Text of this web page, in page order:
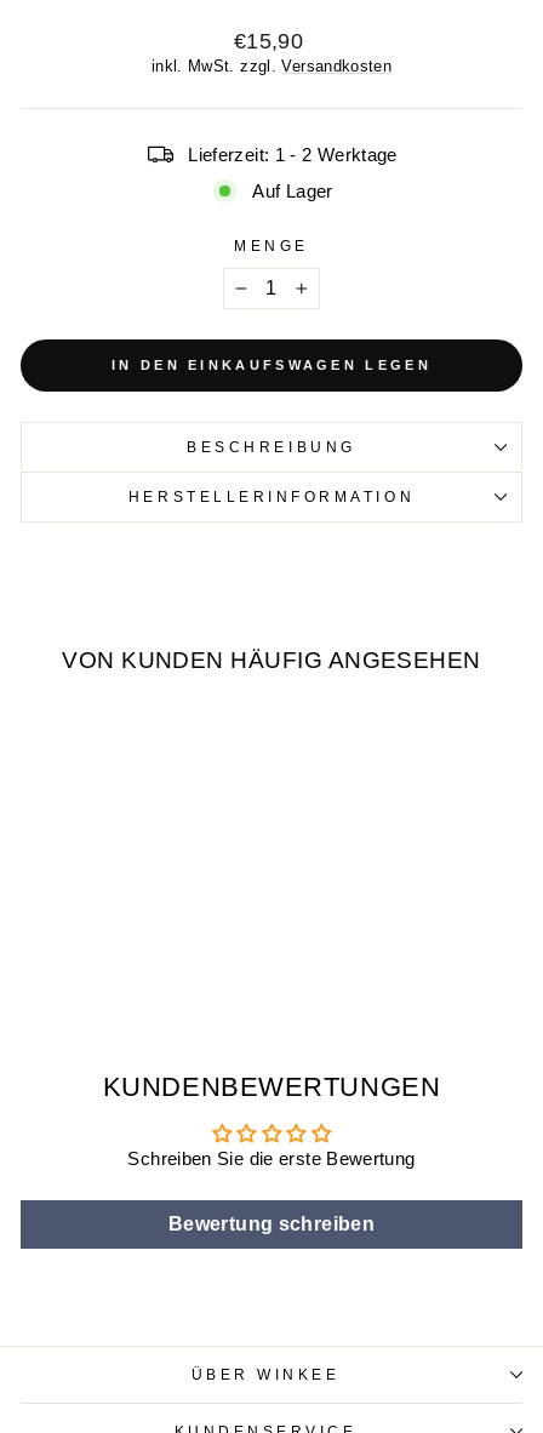
Normaler
Preis
€15,90
inkl. MwSt. zzgl.Versandkosten
Lieferzeit: 1 - 2 Werktage
Auf Lager
MENGE
IN DEN EINKAUFSWAGEN LEGEN
BESCHREIBUNG
HERSTELLERINFORMATION
VON KUNDEN HÄUFIG ANGESEHEN
KUNDENBEWERTUNGEN
Schreiben Sie die erste Bewertung
Bewertung schreiben
ÜBER WINKEE